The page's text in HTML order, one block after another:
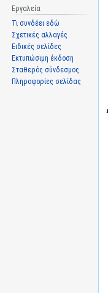
Εργαλεία
Τι συνδέει εδώ
Σχετικές αλλαγές
Ειδικές σελίδες
Εκτυπώσιμη έκδοση
Σταθερός σύνδεσμος
Πληροφορίες σελίδας